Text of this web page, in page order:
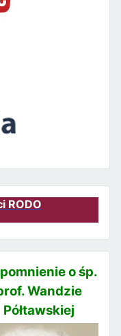
RODO
o śp.
Wandzie
Półtawskiej